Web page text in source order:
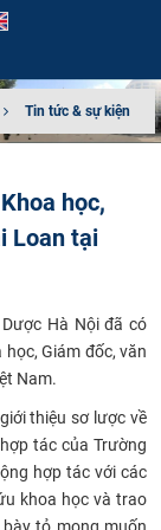
Tin tức & sự kiện
học,
Loan tại
Hà Nội đã có
học, Giám đốc, văn
Nam.
thiệu sơ lược về
tác của Trường
hợp tác với các
khoa học và trao
bày tỏ mong muốn